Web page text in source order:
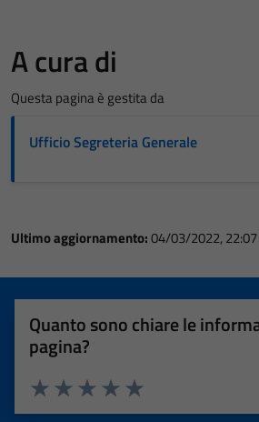
A cura di
Questa pagina è gestita da
Ufficio Segreteria Generale
Ultimo aggiornamento:04/03/2022, 22:07
Quanto sono chiare le
pagina?
Valuta 5 stelle su 5
Valuta 4 stelle su 5
Valuta 3 stelle su 5
Valuta 2 stelle su 5
Valuta 1 stelle su 5